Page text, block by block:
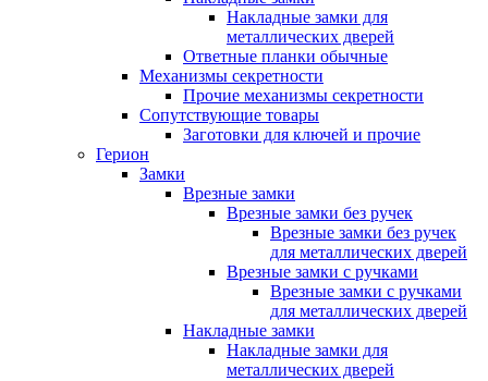
Накладные замки для
металлических дверей
Ответные планки обычные
Механизмы секретности
Прочие механизмы секретности
Сопутствующие товары
Заготовки для ключей и прочие
Герион
Замки
Врезные замки
Врезные замки без ручек
Врезные замки без ручек
для металлических дверей
Врезные замки с ручками
Врезные замки с ручками
для металлических дверей
Накладные замки
Накладные замки для
металлических дверей